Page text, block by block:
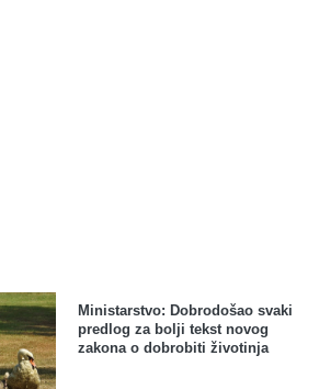
Ministarstvo: Dobrodošao svaki
predlog za bolji tekst novog
zakona o dobrobiti životinja